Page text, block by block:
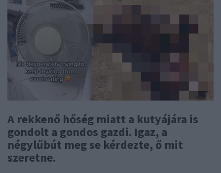
A rekkenő hőség miatt a kutyájára is
gondolt a gondos gazdi. Igaz, a
négylűbút meg se kérdezte, ő mit
szeretne.